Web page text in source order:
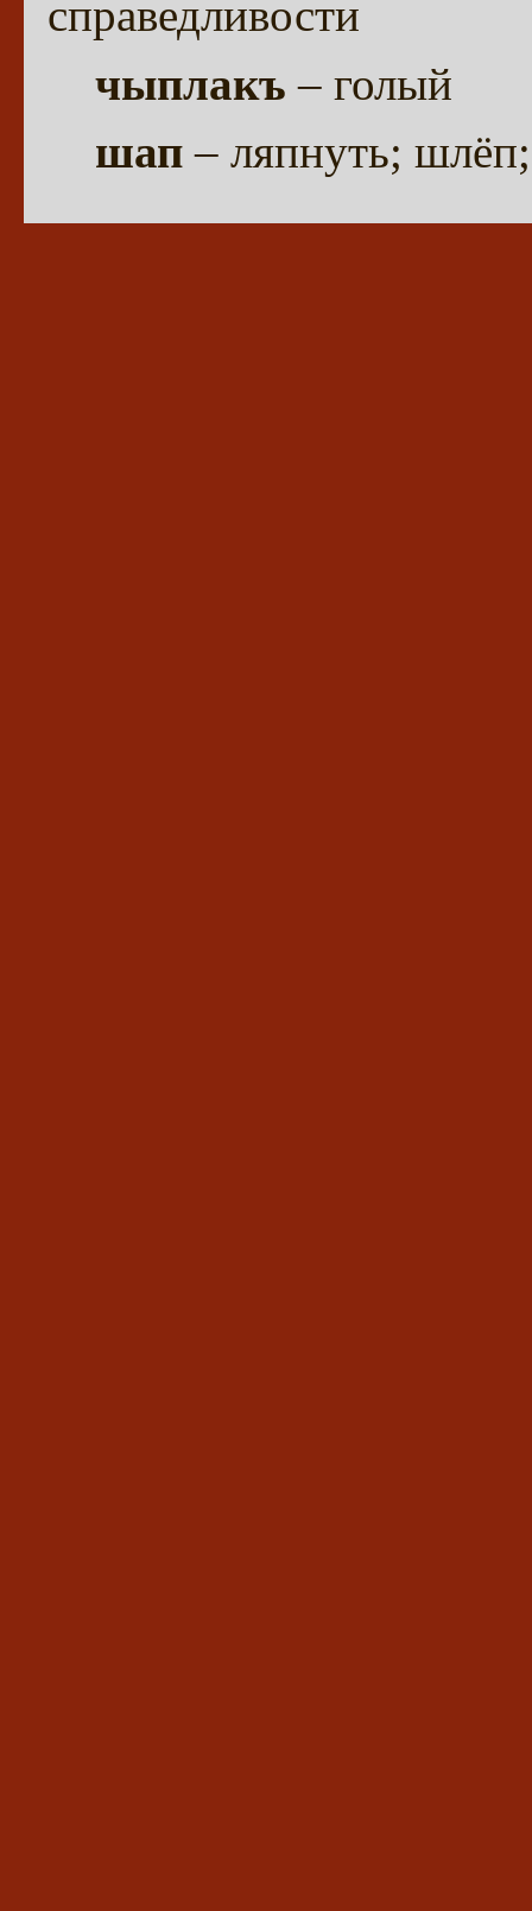
справедливости
чыплакъ – голый
шап– ляпнуть;